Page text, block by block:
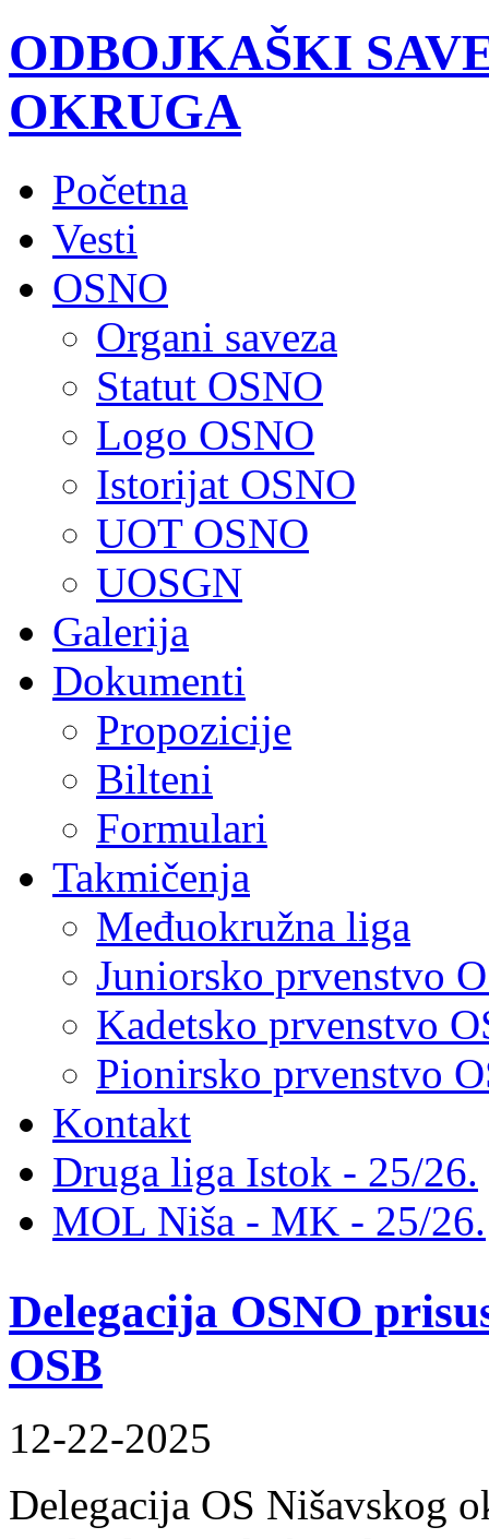
ODBOJKAŠKI
OKRUGA
Početna
Vesti
OSNO
Organi saveza
Statut OSNO
Logo OSNO
Istorijat OSNO
UOT OSNO
UOSGN
Galerija
Dokumenti
Propozicije
Bilteni
Formulari
Takmičenja
Međuokružna liga
Juniorsko prvenstvo
Kadetsko prvenstvo
Pionirsko prvenstvo
Kontakt
Druga liga Istok - 25/26.
MOL Niša - MK - 25/26.
Delegacija OSNO
OSB
12-22-2025
Delegacija OS Nišavskog